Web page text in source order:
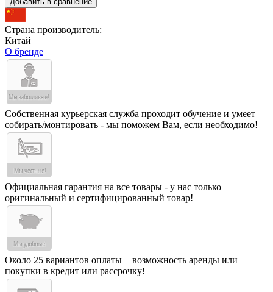
Страна производитель:
Китай
О бренде
Собственная курьерская служба проходит обучение и умеет
собирать/монтировать - мы поможем Вам, если необходимо!
Официальная гарантия на все товары - у нас только
оригинальный и сертифицированный товар!
Около 25 вариантов оплаты + возможность аренды или
покупки в кредит или рассрочку!